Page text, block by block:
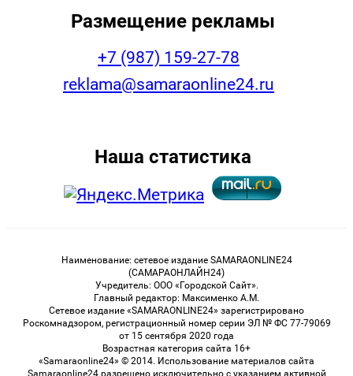
Размещение рекламы
+7 (987) 159-27-78
reklama@samaraonline24.ru
Наша статистика
Наименование: сетевое издание SAMARAONLINE24
(САМАРАОНЛАЙН24)
Учредитель: ООО «Городской Сайт».
Главный редактор: Максименко А.М.
Сетевое издание «SAMARAONLINE24» зарегистрировано
Роскомнадзором, регистрационный номер серии ЭЛ № ФС 77-79069
от 15 сентября 2020 года
Возрастная категория сайта 16+
«Samaraonline24» © 2014. Использование материалов сайта